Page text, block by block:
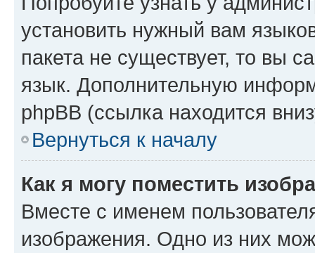
установить нужный вам
пакета не существует, то вы
язык. Дополнительную
phpBB (ссылка находится
Вернуться к началу
Как я могу поместить
Вместе с именем
изображения. Одно из них